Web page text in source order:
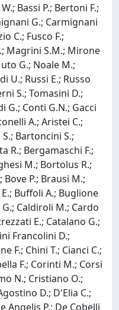
Bassi P.; Bertoni F.;
G.; Carmignani
C.; Fusco F.;
Magrini S.M.; Mirone
G.; Noale M.;
U.; Russi E.; Russo
S.; Tomasini D.;
G.; Conti G.N.; Gacci
A.; Aristei C.;
Bartoncini S.;
R.; Bergamaschi F.;
M.; Bortolus R.;
P.; Brausi M.;
Buffoli A.; Buglione
Caldiroli M.; Cardo
E.; Catalano G.;
Francolini D.;
F.; Chini T.; Cianci C.;
F.; Corinti M.; Corsi
N.; Cristiano O.;
D.; D'Elia C.;
Angelis P.; De Cobelli